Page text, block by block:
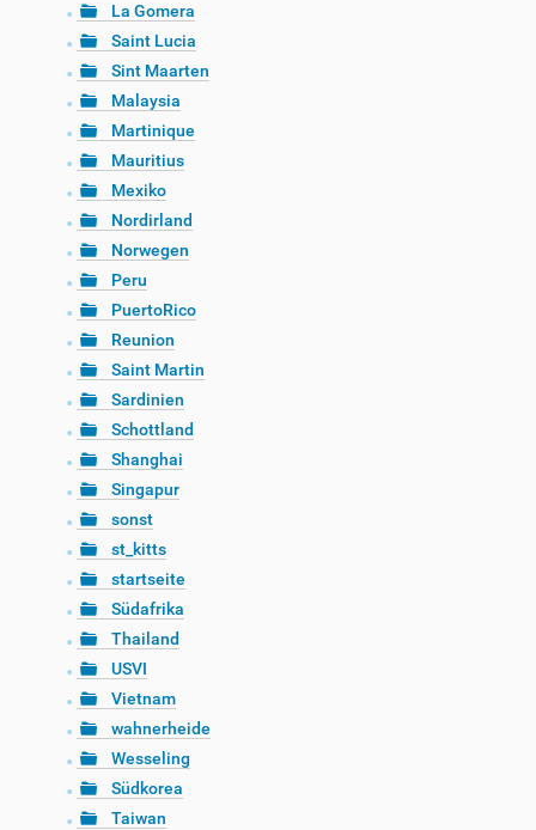
La Gomera
Saint Lucia
Sint Maarten
Malaysia
Martinique
Mauritius
Mexiko
Nordirland
Norwegen
Peru
PuertoRico
Reunion
Saint Martin
Sardinien
Schottland
Shanghai
Singapur
sonst
st_kitts
startseite
Südafrika
Thailand
USVI
Vietnam
wahnerheide
Wesseling
Südkorea
Taiwan